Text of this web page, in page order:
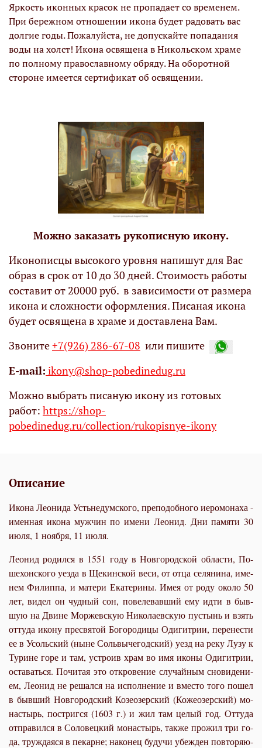
Яркость иконных красок не пропадает со временем.
При бережном отношении икона будет радовать вас
долгие годы. Пожалуйста, не допускайте попадания
воды на холст! Икона освящена в Никольском храме
по полному православному обряду. На оборотной
стороне имеется сертификат об освящении.
Можно заказать рукописную икону.
Иконописцы высокого уровня напишут для Вас
образ в срок от 10 до 30 дней. Стоимость работы
составит от 20000 руб. в зависимости от размера
икона и сложности оформления. Писаная икона
будет освящена в храме и доставлена Вам.
Звоните+7(926) 286-67-08 или пишите
Е-mail: ikony@shop-pobedinedug.ru
Можно выбрать писаную икону из готовых
работ: https://shop-
pobedinedug.ru/collection/rukopisnye-ikony
Описание
Икона Леонида Устьнедумского, преподобного иеромонаха -
именная икона мужчин по имени Леонид. Дни памяти 30
июля, 1 ноября, 11 июля.
Лео­нид ро­дил­ся в 1551 го­ду в Нов­го­род­ской об­ла­сти, По­
шехон­ско­го уез­да в Ще­кин­ской ве­си, от от­ца се­ля­ни­на, име­
нем Филип­па, и ма­те­ри Ека­те­ри­ны. Имея от ро­ду око­ло 50
лет, ви­дел он чуд­ный сон, по­веле­вав­ший ему ид­ти в быв­
шую на Двине Мор­жев­скую Ни­ко­ла­ев­скую пу­стынь и взять
от­ту­да ико­ну пре­свя­той Бо­го­ро­ди­цы Оди­гит­рии, пе­ре­не­сти
ее в Усоль­ский (ныне Соль­вы­че­год­ский) уезд на ре­ку Лу­зу к
Ту­рине го­ре и там, устро­ив храм во имя ико­ны Оди­гит­рии,
оста­вать­ся. По­чи­тая это от­кро­ве­ние слу­чай­ным сно­ви­де­ни­
ем, Лео­нид не ре­шал­ся на ис­пол­не­ние и вме­сто то­го по­шел
в быв­ший Нов­го­род­ский Ко­зе­о­зер­ский (Ко­же­озер­ский) мо­
на­стырь, по­стриг­ся (1603 г.) и жил там це­лый год. От­ту­да
от­пра­вил­ся в Со­ло­вец­кий мо­на­стырь, так­же про­жил три го­
да, труж­да­я­ся в пе­карне; на­ко­нец бу­дучи убеж­ден по­вто­ря­ю­